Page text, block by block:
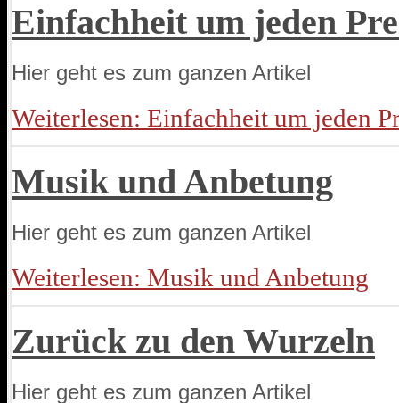
Einfachheit um jeden
Hier geht es zum ganzen Artikel
Weiterlesen: Einfachheit um jeden
Musik und Anbetung
Hier geht es zum ganzen Artikel
Weiterlesen: Musik und Anbetung
Zurück zu den Wurzeln
Hier geht es zum ganzen Artikel